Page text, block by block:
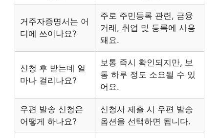
거주자증명서는 어
디에 쓰이나요?
주로 주민등록 관련, 금융
거래, 취업 및 등록에 사용
돼요.
신청 후 받는데 얼
마나 걸리나요?
보통 즉시 확인되지만, 보
통 하루 정도 소요될 수 있
어요.
우편 발송 신청은
어떻게 하나요?
신청서 제출 시 우편 발송
옵션을 선택하면 됩니다.